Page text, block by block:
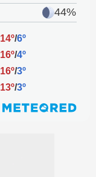
44%
14º/6º
16º/4º
16º/3º
13º/3º